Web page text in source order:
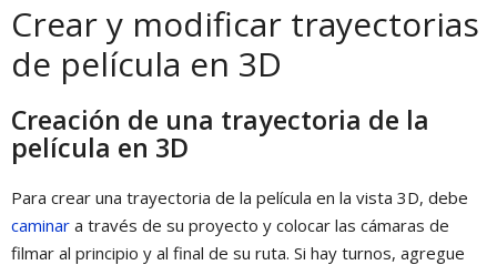
Crear y modificar trayectorias
de película en 3D
Creación de una trayectoria de la
película en 3D
Para crear una trayectoria de la película en la vista 3D, debe
caminar a través de su proyecto y colocar las cámaras de
filmar al principio y al final de su ruta. Si hay turnos, agregue